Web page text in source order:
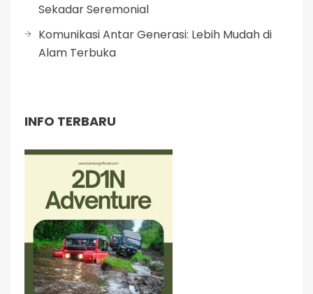
Sekadar Seremonial
Komunikasi Antar Generasi: Lebih Mudah di
Alam Terbuka
INFO TERBARU